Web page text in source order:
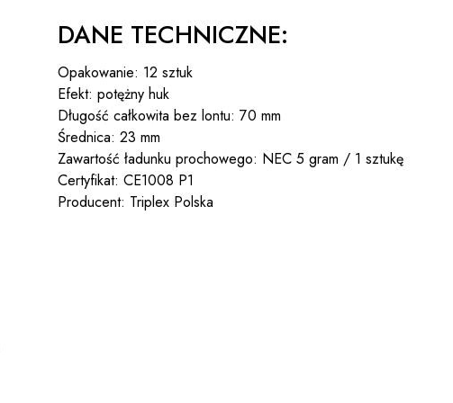
DANE TECHNICZNE:
Opakowanie: 12 sztuk
Efekt: potężny huk
Długość całkowita bez lontu: 70 mm
Średnica: 23 mm
Zawartość ładunku prochowego: NEC 5 gram / 1 sztukę
Certyfikat: CE1008 P1
Producent: Triplex Polska